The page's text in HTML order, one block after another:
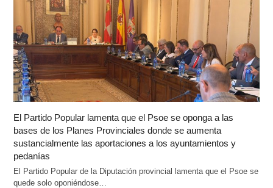
El Partido Popular lamenta que el Psoe se oponga a las
bases de los Planes Provinciales donde se aumenta
sustancialmente las aportaciones a los ayuntamientos y
pedanías
El Partido Popular de la Diputación provincial lamenta que el Psoe se
quede solo oponiéndose…